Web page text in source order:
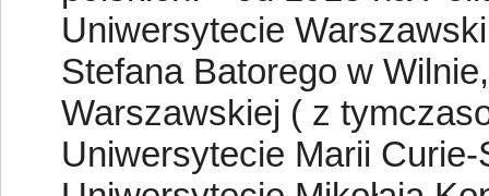
Uniwersytecie
Stefana Batorego w
Warszawskiej ( z
Uniwersytecie Marii